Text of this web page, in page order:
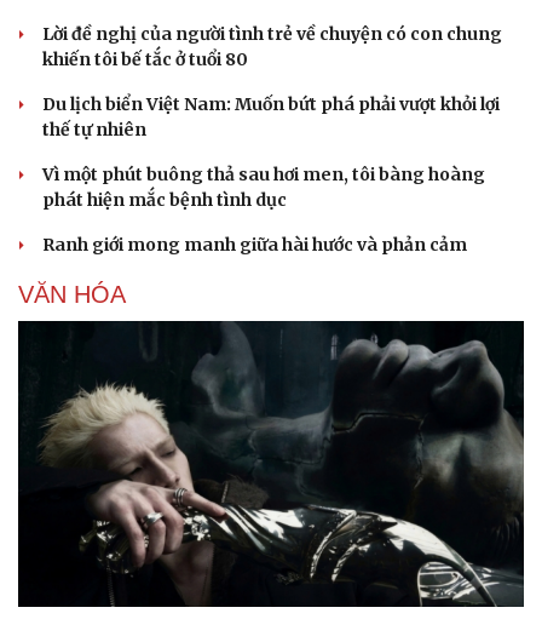
Sức khỏe
Dinh dưỡng - món ngon
Cây thuốc
Sản phụ khoa
Nhi khoa
Làm đẹp - giảm cân
Blog
Lời đề nghị của người tình trẻ về chuyện có con chung
khiến tôi bế tắc ở tuổi 80
Du lịch biển Việt Nam: Muốn bứt phá phải vượt khỏi lợi
thế tự nhiên
Vì một phút buông thả sau hơi men, tôi bàng hoàng
phát hiện mắc bệnh tình dục
Ranh giới mong manh giữa hài hước và phản cảm
VĂN HÓA